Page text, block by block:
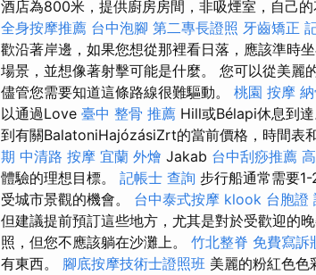
酒店為800米，提供廚房房間，非吸煙室，自己的
全身按摩推薦 台中泡腳 第二專長證照 牙齒矯正
歡沿著岸邊，如果您想從那裡看日落，應該準時坐
場景，並想像著射擊可能是什麼。 您可以從美
儘管您需要知道這條路線很難驅動。 桃園 按摩
以通過Love 臺中 整骨 推薦 Hill或Bélapi休息到達
到有關BalatoniHajózásiZrt的當前價格，時間表
期 中清路 按摩 宜蘭 外燴 Jakab 台中刮痧推薦
體驗的理想目標。 記帳士 查詢 步行船通常需要
受城市景觀的機會。 台中泰式按摩 klook 台胞證
但建議提前預訂這些地方，尤其是對於受歡迎的
照，但您不應該躺在沙灘上。 竹北整脊 免費寫訴
有東西。 腳底按摩技術士證照班 美麗的粉紅色色